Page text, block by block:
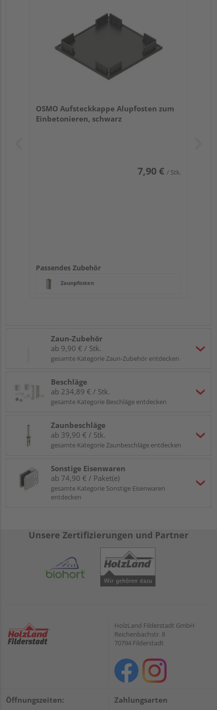
OSMO Aufsteckkappe Alupfosten zum
Einbetonieren, schwarz
7,90 € / Stk.
Passendes Zubehör
Zaunpfosten
Zaun-Zubehör
ab 9,90 € / Stk.
gesamte Kategorie Zaun-Zubehör entdecken
Beschläge
ab 234,89 € / Stk.
gesamte Kategorie Beschläge entdecken
Zaunbeschläge
ab 39,90 € / Stk.
gesamte Kategorie Zaunbeschläge entdecken
Sonstige Eisenwaren
ab 74,90 € / Paket(e)
gesamte Kategorie Sonstige Eisenwaren
entdecken
Unsere Zertifizierungen und Partner
HolzLand Filderstadt GmbH
Reichenbachstr. 8
70794 Filderstadt
Öffnungszeiten: Zahlungsarten